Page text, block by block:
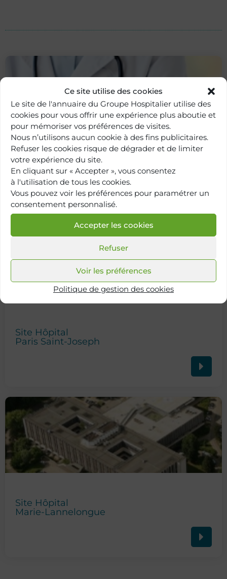
Ce site utilise des cookies
Le site de l'annuaire du Groupe Hospitalier utilise des
cookies pour vous offrir une expérience plus aboutie et
pour mémoriser vos préférences de visites.
Nous n’utilisons aucun cookie à des fins publicitaires.
Refuser les cookies risque de dégrader et de limiter
votre expérience du site.
En cliquant sur « Accepter », vous consentez
à l'utilisation de tous les cookies.
Vous pouvez voir les préférences pour paramétrer un
consentement personnalisé.
Accepter les cookies
Refuser
Voir les préférences
Politique de gestion des cookies
Retour à
l'annuaire
Site Hôpital
Paris Saint-Joseph
Site Hôpital
Marie-Lannelongue